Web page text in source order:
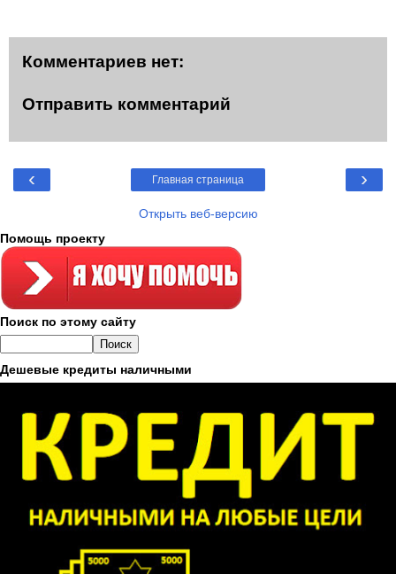
Комментариев нет:
Отправить комментарий
‹ ›
Главная страница
Открыть веб-версию
Помощь проекту
Поиск по этому сайту
Дешевые кредиты наличными